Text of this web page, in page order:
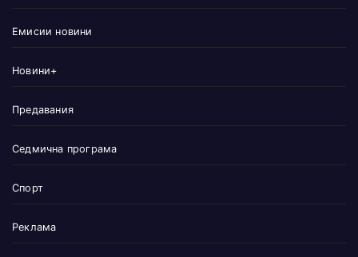
Емисии новини
Новини+
Предавания
Седмична програма
Спорт
Реклама